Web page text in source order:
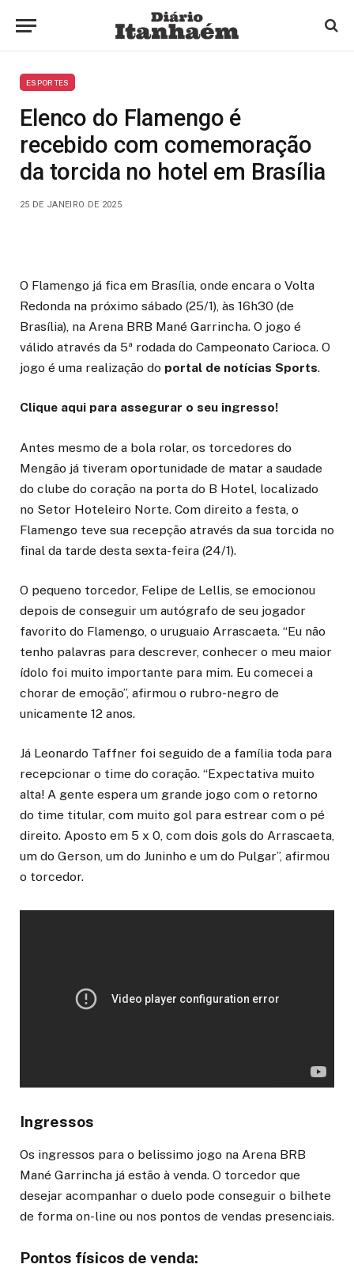
ESPORTES
Elenco do Flamengo é
recebido com comemoração
da torcida no hotel em Brasília
25 DE JANEIRO DE 2025
O Flamengo já fica em Brasília, onde encara o Volta
Redonda na próximo sábado (25/1), às 16h30 (de
Brasília), na Arena BRB Mané Garrincha. O jogo é
válido através da 5ª rodada do Campeonato Carioca. O
jogo é uma realização do portal de notícias Sports.
Clique aqui para assegurar o seu ingresso!
Antes mesmo de a bola rolar, os torcedores do
Mengão já tiveram oportunidade de matar a saudade
do clube do coração na porta do B Hotel, localizado
no Setor Hoteleiro Norte. Com direito a festa, o
Flamengo teve sua recepção através da sua torcida no
final da tarde desta sexta-feira (24/1).
O pequeno torcedor, Felipe de Lellis, se emocionou
depois de conseguir um autógrafo de seu jogador
favorito do Flamengo, o uruguaio Arrascaeta. “Eu não
tenho palavras para descrever, conhecer o meu maior
ídolo foi muito importante para mim. Eu comecei a
chorar de emoção”, afirmou o rubro-negro de
unicamente 12 anos.
Já Leonardo Taffner foi seguido de a família toda para
recepcionar o time do coração. “Expectativa muito
alta! A gente espera um grande jogo com o retorno
do time titular, com muito gol para estrear com o pé
direito. Aposto em 5 x 0, com dois gols do Arrascaeta,
um do Gerson, um do Juninho e um do Pulgar”, afirmou
o torcedor.
Ingressos
Os ingressos para o belissimo jogo na Arena BRB
Mané Garrincha já estão à venda. O torcedor que
desejar acompanhar o duelo pode conseguir o bilhete
de forma on-line ou nos pontos de vendas presenciais.
Pontos físicos de venda: